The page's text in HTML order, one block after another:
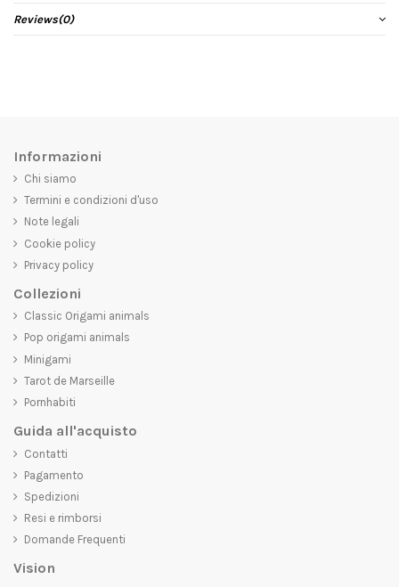
Reviews(0)
Informazioni
Chi siamo
Termini e condizioni d'uso
Note legali
Cookie policy
Privacy policy
Collezioni
Classic Origami animals
Pop origami animals
Minigami
Tarot de Marseille
Pornhabiti
Guida all'acquisto
Contatti
Pagamento
Spedizioni
Resi e rimborsi
Domande Frequenti
Vision